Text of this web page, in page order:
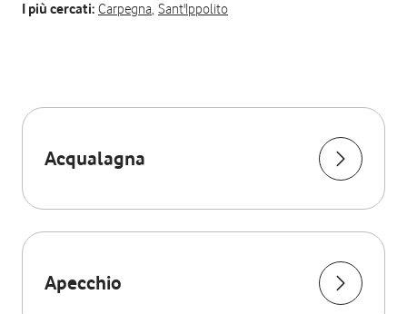
I più cercati: Carpegna, Sant'Ippolito
Acqualagna
Apecchio